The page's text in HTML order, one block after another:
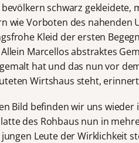
schwarz gekleidete,
wie Vorboten des nahenden
Kleid der ersten
Marcellos abstraktes
hat und das nun vor
Wirtshaus steht,
Bild befinden wir uns wieder
des Rohbaus nun in
Leute der Wirklichkeit